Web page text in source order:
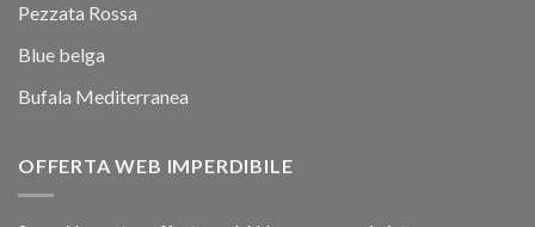
Pezzata Rossa
Blue belga
Bufala Mediterranea
OFFERTA WEB IMPERDIBILE